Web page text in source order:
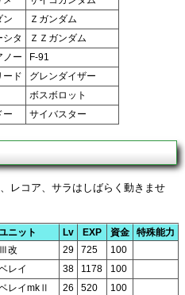
ン
Ｚガンダム
シタ
ＺＺガンダム
ノー
F-91
ード
グレンダイザー
ボスボロット
ー サイバスター
レコア、サラはしばらく動きませ
ニット Lv EXP 資金
特殊能力
改 29 725
100
レイ 38 1178
100
レイmkⅡ 26 520
100